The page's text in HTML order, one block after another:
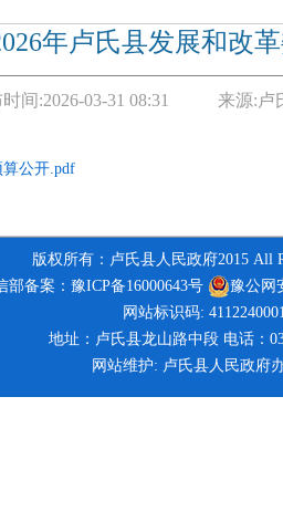
年卢氏县发展和改
间:2026-03-31 08:31 来源:卢
公开.pdf
版权所有：卢氏县人民政府2015 All
部备案：豫ICP备16000643号
豫公网
网站标识码:
地址：卢氏县龙山路中段 电话：
网站维护: 卢氏县人民政府